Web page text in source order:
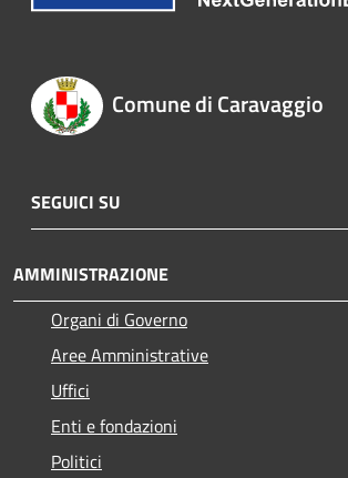
Comune di Caravaggio
SEGUICI SU
AMMINISTRAZIONE
Organi di Governo
Aree Amministrative
Uffici
Enti e fondazioni
Politici